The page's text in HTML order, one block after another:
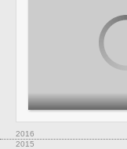
2016
2015